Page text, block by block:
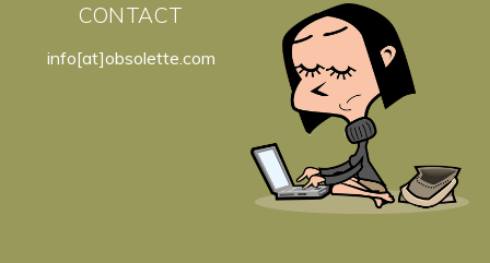
CONTACT
info[at]obsolette.com